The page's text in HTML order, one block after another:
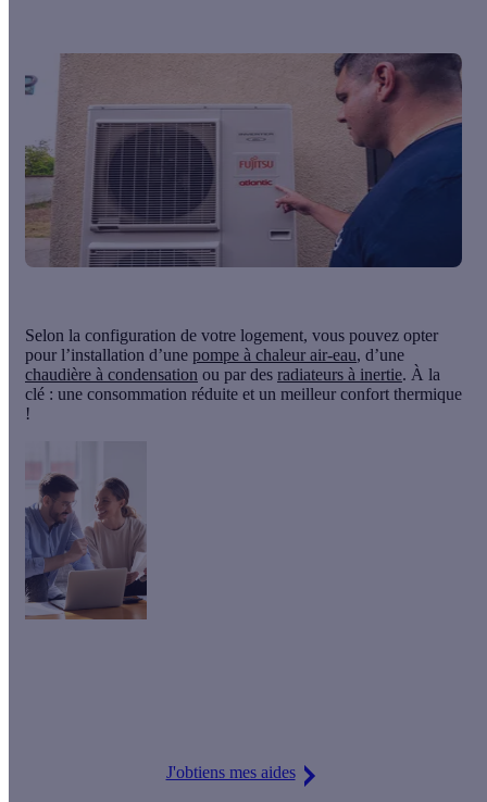
Selon la configuration de votre logement, vous pouvez opter
pour l’installation d’une pompe à chaleur air-eau, d’une
chaudière à condensation ou par des radiateurs à inertie. À la
clé : une consommation réduite et un meilleur confort thermique
!
J'obtiens mes aides